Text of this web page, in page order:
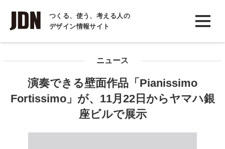
つくる、使う、考える人の
デザイン情報サイト
INTERVIEW
インタビュー
COLUMN
ニュース
演奏できる壁面作品「Pianissimo
Fortissimo」が、11月22日からヤマハ銀
座ビルで展示